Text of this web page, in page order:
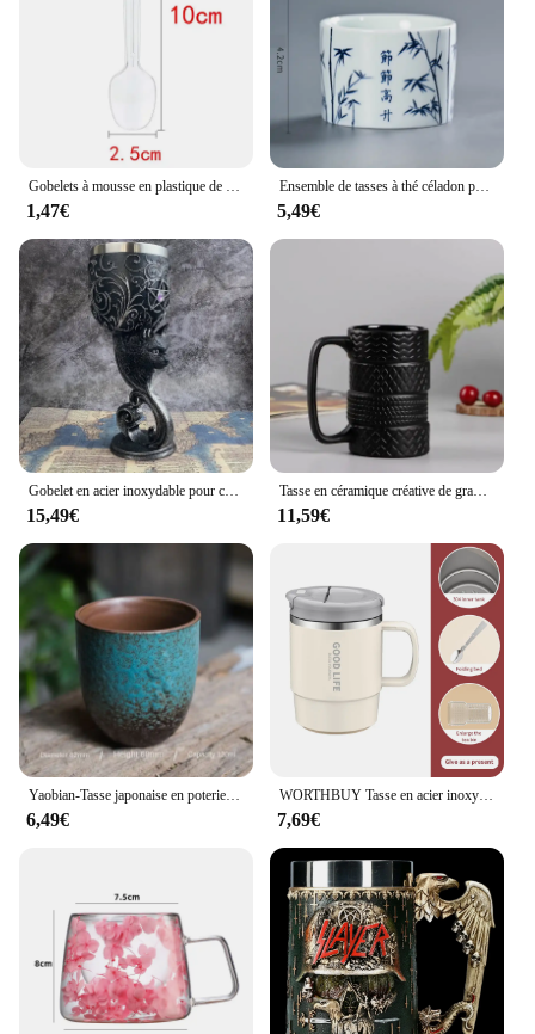
Gobelets à mousse en plastique de poulet, échelle transparente, gobelets à MSI de pudding carrés, support à dessert rigide, son en bois, gobelets de compagnie aérienne signés de Mongolie, 10 pièces
1,47€
Ensemble de tasses à thé céladon personnalisées, tasse à thé portable en céramique, petit bol à thé domestique, tasse principale chinoise, accessoires traditionnels pour le thé, 1PC
5,49€
Gobelet en acier inoxydable pour chats noirs, amour, couple, cœur, calice, dragon médiéval, coupe à vin, Saint Graal, animal rétro, cheval, 200ml
15,49€
Tasse en céramique créative de grande capacité, tasse en forme de nouveauté, café à la maison, café, petit-déjeuner, ustensiles de cuisine, fournitures de bureau
11,59€
Yaobian-Tasse japonaise en poterie brute, tasse à thé de dégustation à une tasse, tasse à thé de personnalité créative, tasse à thé Kung Fu
6,49€
WORTHBUY Tasse en acier inoxydable 304 avec passoire à thé et cuillère, tasse à eau à double couche, tasse à café anti-brûlure, verres réutilisables
7,69€